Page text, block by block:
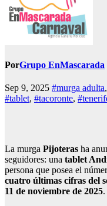
PorGrupo EnMascarada
Sep 9, 2025 #murga adulta,
#tablet, #tacoronte,
La murga Pijoteras ha
seguidores: una tablet
persona que posea el
cuatro últimas cifras del
11 de noviembre de 2025.